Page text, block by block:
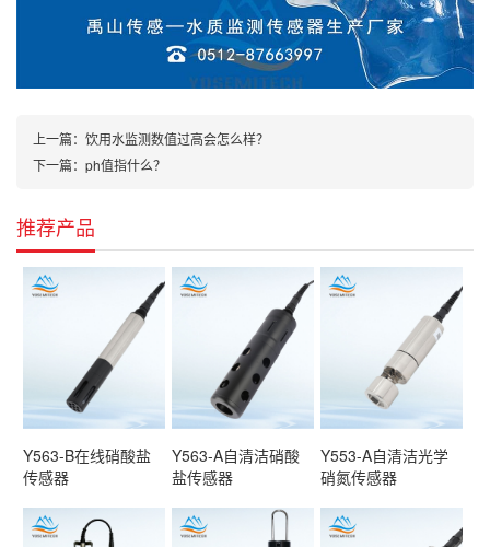
上一篇： 饮用水监测数值过高会怎么样？
下一篇： ph值指什么？
推荐产品
Y563-B在线硝酸盐
传感器
Y563-A自清洁硝酸
盐传感器
Y553-A自清洁光学
硝氮传感器